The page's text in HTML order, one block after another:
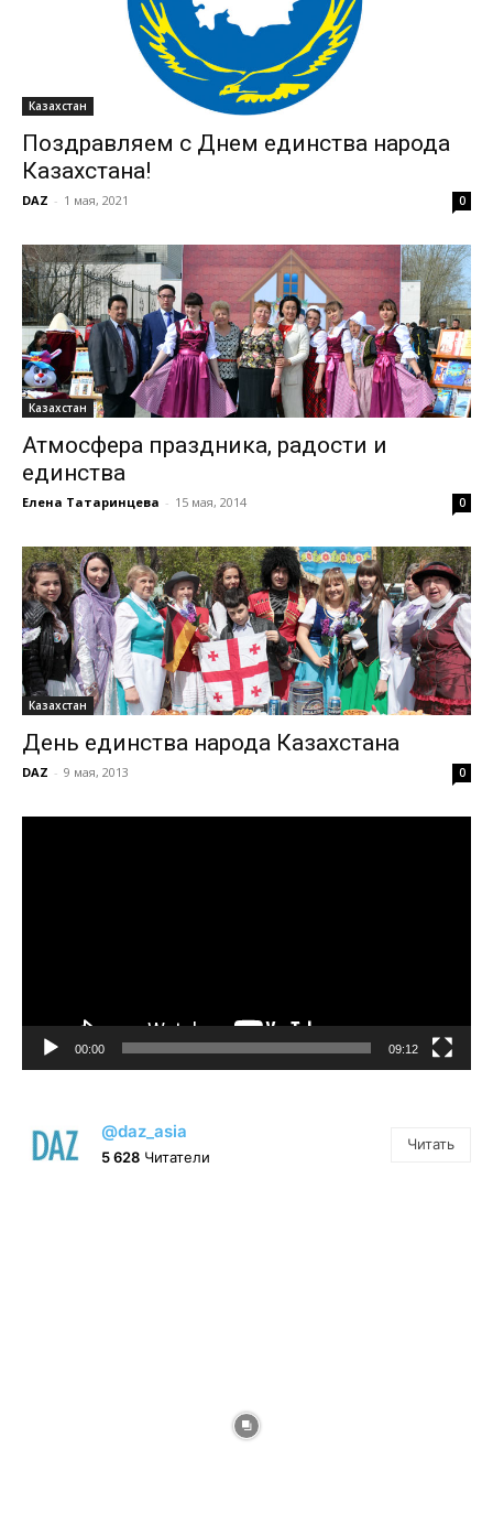
Казахстан
Поздравляем с Днем единства народа
Казахстана!
DAZ - 1 мая, 2021 0
Казахстан
Атмосфера праздника, радости и
единства
Елена Татаринцева - 15 мая, 2014 0
Казахстан
День единства народа Казахстана
DAZ - 9 мая, 2013 0
00:00 09:12
@daz_asia
5 628 Читатели
Читать